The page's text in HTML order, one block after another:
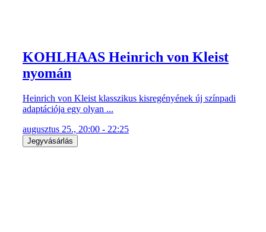
KOHLHAAS Heinrich von Kleist
nyomán
Heinrich von Kleist klasszikus kisregényének új színpadi
adaptációja egy olyan ...
augusztus 25., 20:00 - 22:25
Jegyvásárlás